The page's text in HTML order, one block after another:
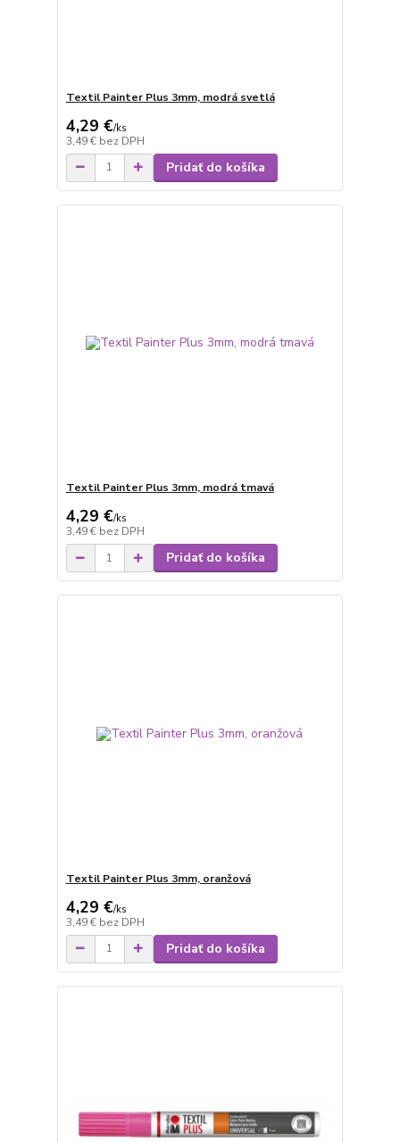
Textil Painter Plus 3mm, modrá svetlá
4,29 €/ks
3,49 € bez DPH
Pridať do košíka
Textil Painter Plus 3mm, modrá tmavá
4,29 €/ks
3,49 € bez DPH
Pridať do košíka
Textil Painter Plus 3mm, oranžová
4,29 €/ks
3,49 € bez DPH
Pridať do košíka